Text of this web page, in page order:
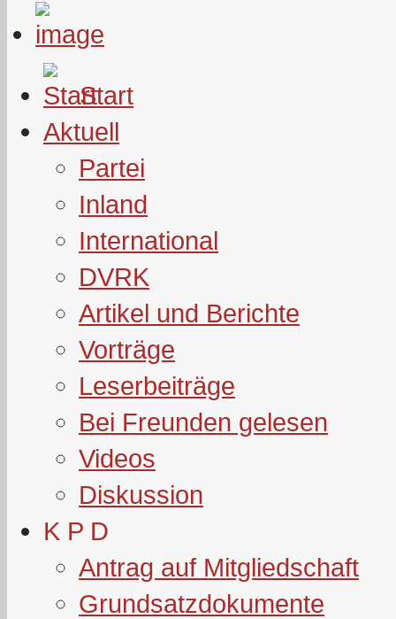
Start
Aktuell
Partei
Inland
International
DVRK
Artikel und Berichte
Vorträge
Leserbeiträge
Bei Freunden gelesen
Videos
Diskussion
K P D
Antrag auf Mitgliedschaft
Grundsatzdokumente